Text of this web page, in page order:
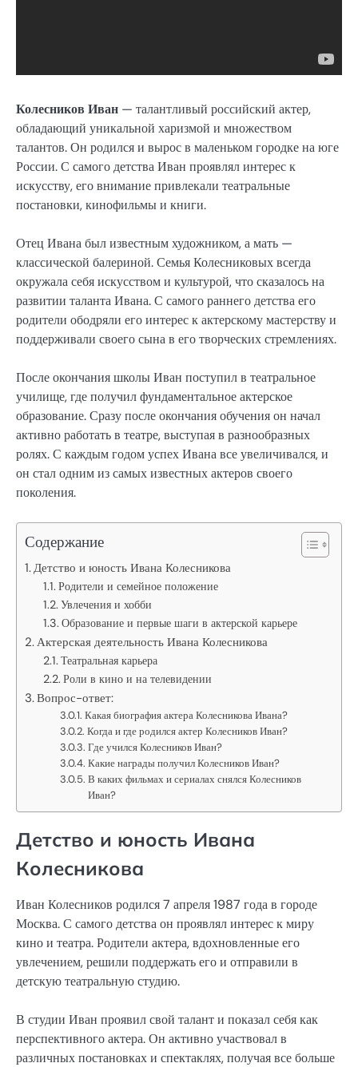
Колесников Иван — талантливый российский актер,
обладающий уникальной харизмой и множеством
талантов. Он родился и вырос в маленьком городке на юге
России. С самого детства Иван проявлял интерес к
искусству, его внимание привлекали театральные
постановки, кинофильмы и книги.
Отец Ивана был известным художником, а мать —
классической балериной. Семья Колесниковых всегда
окружала себя искусством и культурой, что сказалось на
развитии таланта Ивана. С самого раннего детства его
родители ободряли его интерес к актерскому мастерству и
поддерживали своего сына в его творческих стремлениях.
После окончания школы Иван поступил в театральное
училище, где получил фундаментальное актерское
образование. Сразу после окончания обучения он начал
активно работать в театре, выступая в разнообразных
ролях. С каждым годом успех Ивана все увеличивался, и
он стал одним из самых известных актеров своего
поколения.
Содержание
Детство и юность Ивана Колесникова
Родители и семейное положение
Увлечения и хобби
Образование и первые шаги в актерской карьере
Актерская деятельность Ивана Колесникова
Театральная карьера
Роли в кино и на телевидении
Вопрос-ответ:
Какая биография актера Колесникова Ивана?
Когда и где родился актер Колесников Иван?
Где учился Колесников Иван?
Какие награды получил Колесников Иван?
В каких фильмах и сериалах снялся Колесников
Иван?
Детство и юность Ивана
Колесникова
Иван Колесников родился 7 апреля 1987 года в городе
Москва. С самого детства он проявлял интерес к миру
кино и театра. Родители актера, вдохновленные его
увлечением, решили поддержать его и отправили в
детскую театральную студию.
В студии Иван проявил свой талант и показал себя как
перспективного актера. Он активно участвовал в
различных постановках и спектаклях, получая все больше